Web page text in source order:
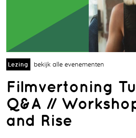
Lezing bekijk alle evenementen
Filmvertoning
Q&A //
and Rise